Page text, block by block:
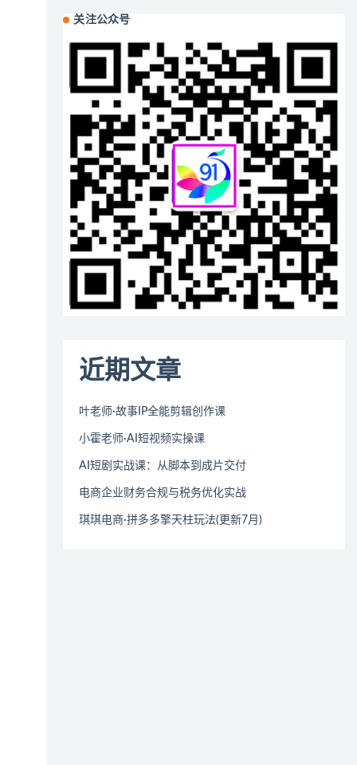
关注公众号
近期文章
叶老师·故事IP全能剪辑创作课
小霍老师·AI短视频实操课
AI短剧实战课：从脚本到成片交付
电商企业财务合规与税务优化实战
琪琪电商·拼多多擎天柱玩法(更新7月)